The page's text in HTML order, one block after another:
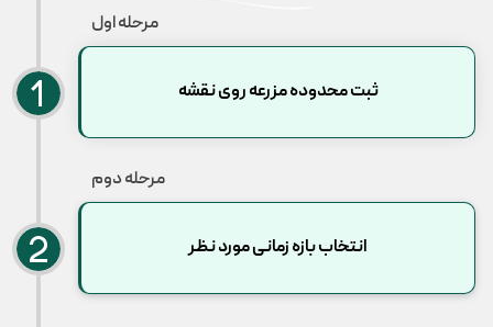
مرحله اول
ثبت محدوده مزرعه روی نقشه
مرحله دوم
انتخاب بازه زمانی مورد نظر